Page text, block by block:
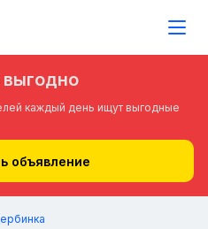
каждый день ищут выгодные
объявление